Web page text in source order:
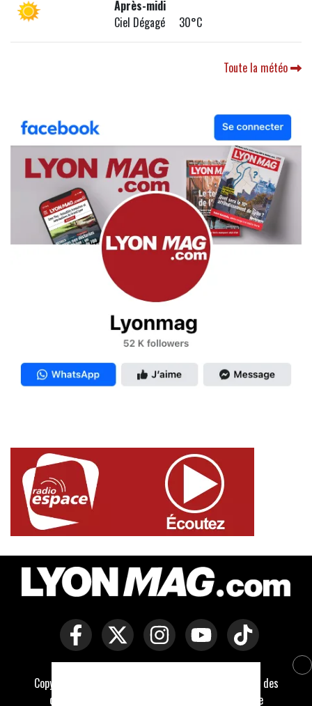
Après-midi
Ciel Dégagé 30°C
Toute la météo
Copyright © Lyon Mag -
Politique des
cookies
Conditions générales de vente